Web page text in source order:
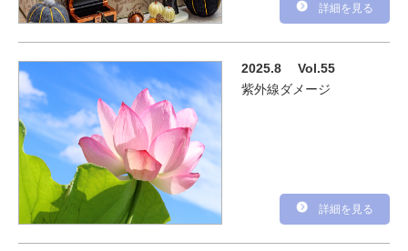
詳細を見る
2025.8 Vol.55
紫外線ダメージ
詳細を見る